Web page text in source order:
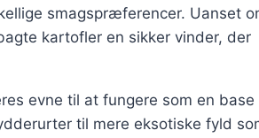
smagspræferencer. Uanset
kartofler en sikker vinder, der
evne til at fungere som en base
til mere eksotiske fyld